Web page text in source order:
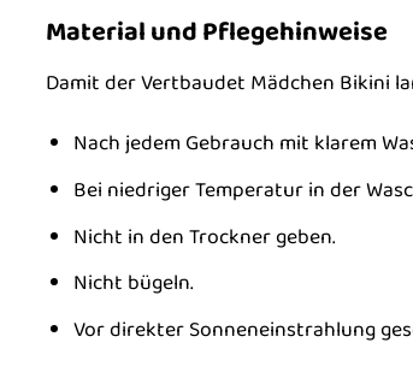
Material und Pflegehinweise
Damit der Vertbaudet Mädchen Bikini
Nach jedem Gebrauch mit klarem
Bei niedriger Temperatur in der
Nicht in den Trockner geben.
Nicht bügeln.
Vor direkter Sonneneinstrahlung